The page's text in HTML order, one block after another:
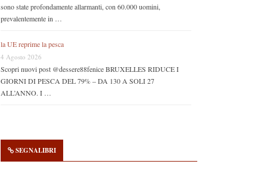
sono state profondamente allarmanti, con 60.000 uomini,
prevalentemente in …
la UE reprime la pesca
4 Agosto 2026
Scopri nuovi post @dessere88fenice BRUXELLES RIDUCE I
GIORNI DI PESCA DEL 79% – DA 130 A SOLI 27
ALL’ANNO. I …
SEGNALIBRI